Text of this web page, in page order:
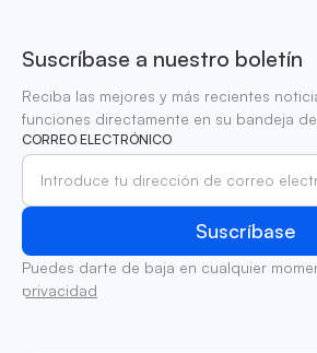
Suscríbase a nuestro boletín
Reciba las mejores y más recientes
funciones directamente en su bandeja
CORREO ELECTRÓNICO
Puedes darte de baja en cualquier
privacidad